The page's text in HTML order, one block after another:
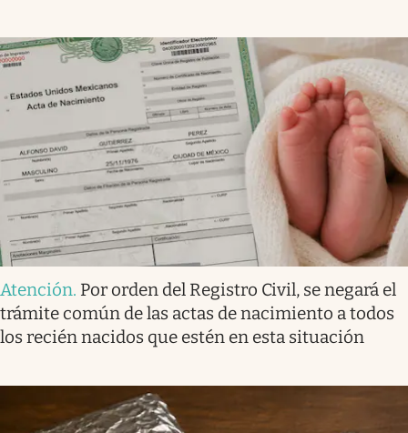
Atención. Por orden del Registro Civil, se negará el
trámite común de las actas de nacimiento a todos
los recién nacidos que estén en esta situación